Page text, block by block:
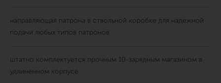
направляющая патрона в ствольной коробке для надежной
подачи любых типов патронов
штатно комплектуется прочным 10-зарядным магазином в
удлиненном корпусе